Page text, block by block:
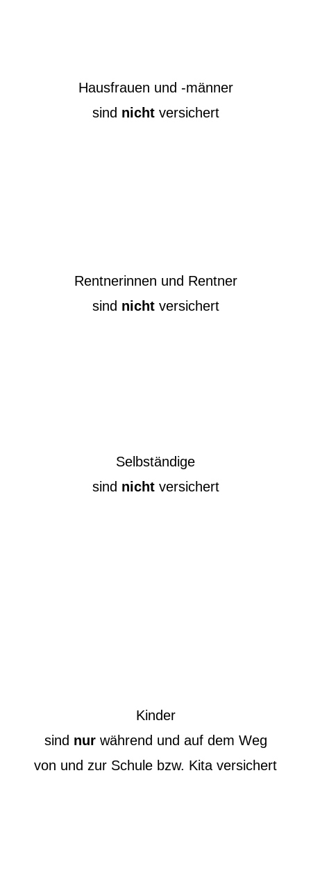
Hausfrauen und -männer
sind nichtversichert
Rentnerinnen und Rentner
sind nichtversichert
Selbständige
sind nichtversichert
Kinder
sind nurwährend und auf dem Weg
von und zur Schule bzw. Kita versichert